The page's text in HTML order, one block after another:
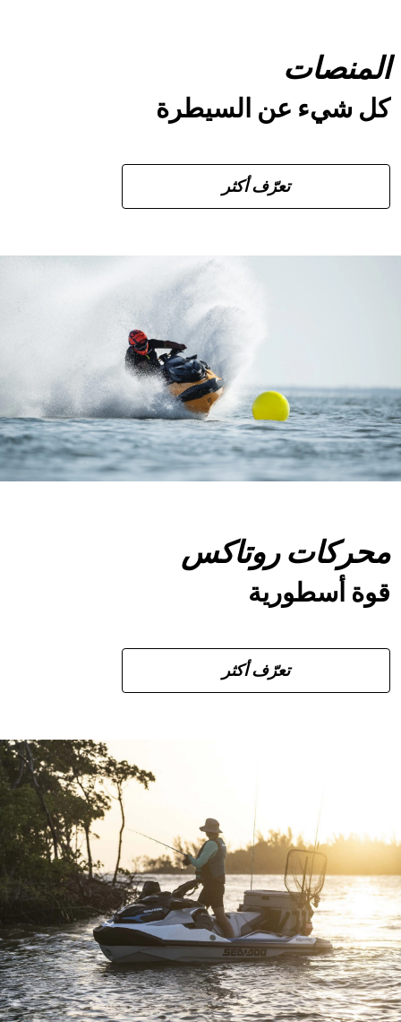
المنصات
كل شيء عن السيطرة
تعرّف أكثر
محركات روتاكس
قوة أسطورية
تعرّف أكثر